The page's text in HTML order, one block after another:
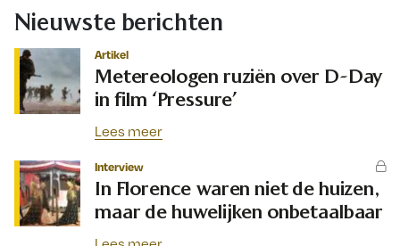
Nieuwste berichten
Artikel
Metereologen ruziën over D-Day
in film ‘Pressure’
Lees meer
Interview
In Florence waren niet de huizen,
maar de huwelijken onbetaalbaar